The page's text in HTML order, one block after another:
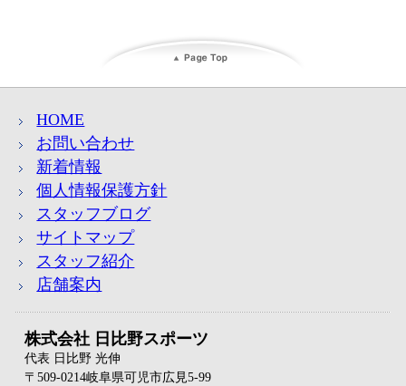
HOME
お問い合わせ
新着情報
個人情報保護方針
スタッフブログ
サイトマップ
スタッフ紹介
店舗案内
株式会社 日比野スポーツ
代表 日比野 光伸
〒509-0214岐阜県可児市広見5-99